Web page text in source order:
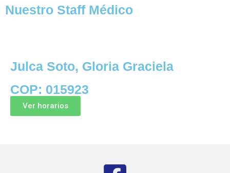
Nuestro Staff Médico
Julca Soto, Gloria Graciela
COP: 015923
Ver horarios